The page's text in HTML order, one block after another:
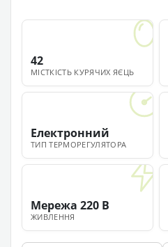
МІСТКІСТЬ КУРЯЧИХ ЯЄЦЬ
42
ТИП ТЕРМОРЕГУЛЯТОРА
Електронний
ЖИВЛЕННЯ
Мережа 220 В